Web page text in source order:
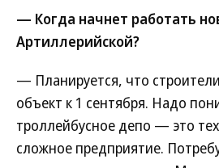
— Когда начнет работать
Артиллерийской?
— Планируется, что
объект к 1 сентября. Надо
троллейбусное депо — это
сложное предприятие.